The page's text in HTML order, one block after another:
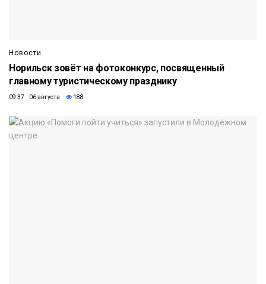
Новости
Норильск зовёт на фотоконкурс, посвященный
главному туристическому празднику
09:37 06 августа 188